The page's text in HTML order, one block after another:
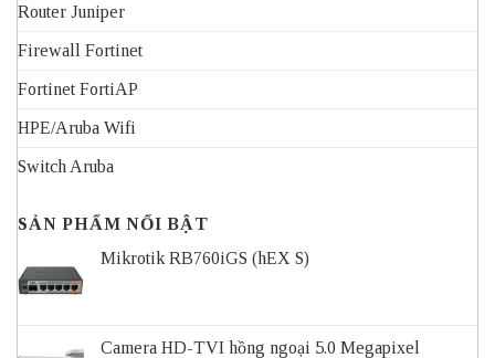
Router Juniper
Firewall Fortinet
Fortinet FortiAP
HPE/Aruba Wifi
Switch Aruba
SẢN PHẨM NỔI BẬT
Mikrotik RB760iGS (hEX S)
Camera HD-TVI hồng ngoại 5.0 Megapixel